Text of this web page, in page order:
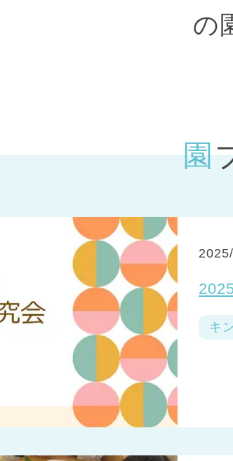
県 全域(2) 神戸市(1)
の
キ